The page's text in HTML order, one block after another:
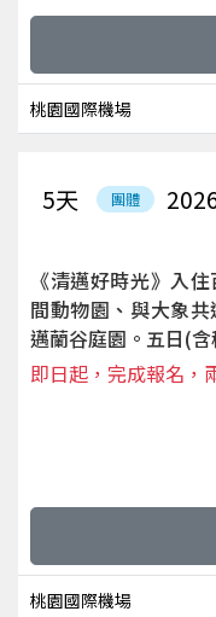
桃園國際機場
團體
5天
《清邁好時光》入
間動物園、與大象
邁蘭谷庭園。五日(含
即日起，完成報名，
桃園國際機場